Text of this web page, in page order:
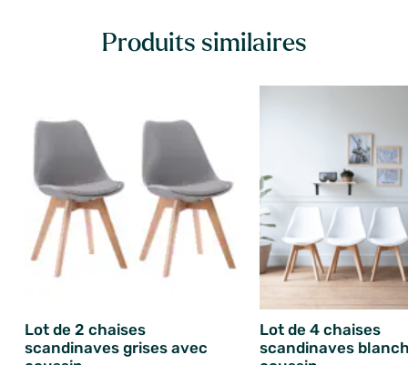
Produits similaires
Lot de 2 chaises
scandinaves grises avec
Lot de 4 chaises
scandinaves